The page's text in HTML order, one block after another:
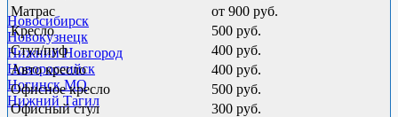
Новосибирск
Новокузнецк
Нижний Новгород
Новороссийск
Ногинск МО
Нижний Тагил
Матрас
от 900 руб.
Кресло
500 руб.
Стул/пуф
400 руб.
Авто кресло
400 руб.
Офисное кресло
500 руб.
Офисный стул
300 руб.